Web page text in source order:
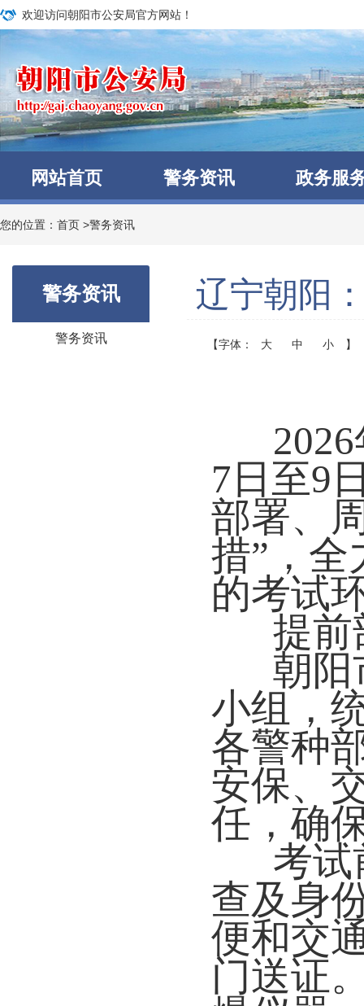
欢迎访问朝阳市公安局官方网站！
网站首页 警务资讯 政务服
您的位置： 首页 >警务资讯
警务资讯
警务资讯
辽宁朝阳
【字体： 大 中 小 】
7日至9
部署、
措”，全
的考试
提前
朝阳
小组，
各警种
安保、
任，确
考试
查及身
便和交
门送证